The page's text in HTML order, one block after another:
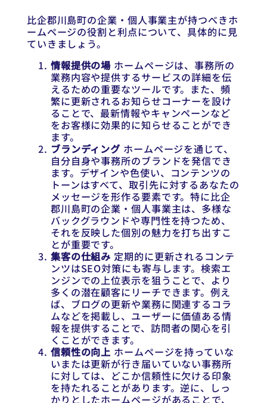
比企郡川島町の企業・個人事業主が持つべきホ
ームページの役割と利点について、具体的に見
ていきましょう。
情報提供の場 ホームページは、事務所の
業務内容や提供するサービスの詳細を伝
えるための重要なツールです。また、頻
繁に更新されるお知らせコーナーを設け
ることで、最新情報やキャンペーンなど
をお客様に効果的に知らせることができ
ます。
ブランディング ホームページを通じて、
自分自身や事務所のブランドを発信でき
ます。デザインや色使い、コンテンツの
トーンはすべて、取引先に対するあなたの
メッセージを形作る要素です。特に比企
郡川島町の企業・個人事業主は、多様な
バックグラウンドや専門性を持つため、
それを反映した個別の魅力を打ち出すこ
とが重要です。
集客の仕組み 定期的に更新されるコンテ
ンツはSEO対策にも寄与します。検索エ
ンジンでの上位表示を狙うことで、より
多くの潜在顧客にリーチできます。例え
ば、ブログの更新や業務に関連するコラ
ムなどを掲載し、ユーザーに価値ある情
報を提供することで、訪問者の関心を引
くことができます。
信頼性の向上 ホームページを持っていな
いまたは更新が行き届いていない事務所
に対しては、どこか信頼性に欠ける印象
を持たれることがあります。逆に、しっ
かりとしたホームページがあることで、